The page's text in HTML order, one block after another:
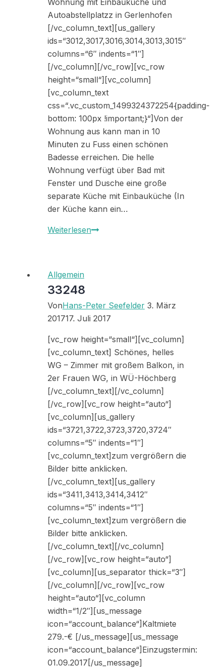
Wohnung mit Einbauküche und
Autoabstellplatzz in Gerlenhofen
[/vc_column_text][us_gallery
ids=“3012,3017,3016,3014,3013,3015″
columns=“6″ indents=“1″]
[/vc_column][/vc_row][vc_row
height=“small“][vc_column]
[vc_column_text
css=“.vc_custom_1499324372254{padding-
bottom: 100px !important;}“]Von der
Wohnung aus kann man in 10
Minuten zu Fuss einen schönen
Badesse erreichen. Die helle
Wohnung verfügt über Bad mit
Fenster und Dusche eine große
separate Küche mit Einbauküche (In
der Küche kann ein…
WeiterlesenWhg
Allgemein
33248
VonHans-Peter Seefelder 3. März
201717. Juli 2017
[vc_row height=“small“][vc_column]
[vc_column_text] Schönes, helles
WG – Zimmer mit großem Balkon, in
2er Frauen WG, in WÜ-Höchberg
[/vc_column_text][/vc_column]
[/vc_row][vc_row height=“auto“]
[vc_column][us_gallery
ids=“3721,3722,3723,3720,3724″
columns=“5″ indents=“1″]
[vc_column_text]zum vergrößern die
Bilder bitte anklicken.
[/vc_column_text][us_gallery
ids=“3411,3413,3414,3412″
columns=“5″ indents=“1″]
[vc_column_text]zum vergrößern die
Bilder bitte anklicken.
[/vc_column_text][/vc_column]
[/vc_row][vc_row height=“auto“]
[vc_column][us_separator thick=“3″]
[/vc_column][/vc_row][vc_row
height=“auto“][vc_column
width=“1/2″][us_message
icon=“account_balance“]Kaltmiete
279.-€ [/us_message][us_message
icon=“account_balance“]Einzugstermin:
01.09.2017[/us_message]